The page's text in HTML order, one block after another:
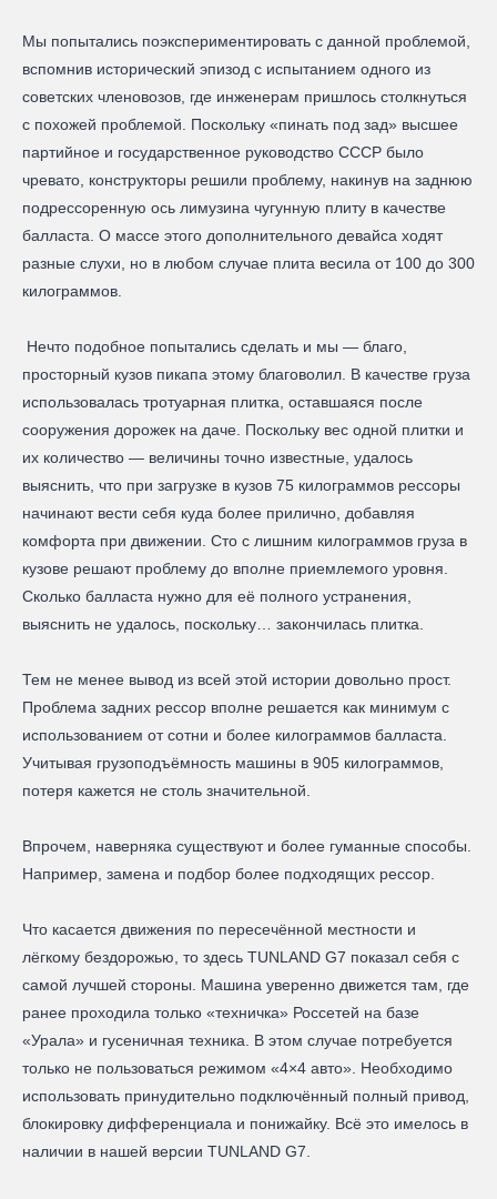
Мы попытались поэкспериментировать с данной проблемой,
вспомнив исторический эпизод с испытанием одного из
советских членовозов, где инженерам пришлось столкнуться
с похожей проблемой. Поскольку «пинать под зад» высшее
партийное и государственное руководство СССР было
чревато, конструкторы решили проблему, накинув на заднюю
подрессоренную ось лимузина чугунную плиту в качестве
балласта. О массе этого дополнительного девайса ходят
разные слухи, но в любом случае плита весила от 100 до 300
килограммов.
Нечто подобное попытались сделать и мы — благо,
просторный кузов пикапа этому благоволил. В качестве груза
использовалась тротуарная плитка, оставшаяся после
сооружения дорожек на даче. Поскольку вес одной плитки и
их количество — величины точно известные, удалось
выяснить, что при загрузке в кузов 75 килограммов рессоры
начинают вести себя куда более прилично, добавляя
комфорта при движении. Сто с лишним килограммов груза в
кузове решают проблему до вполне приемлемого уровня.
Сколько балласта нужно для её полного устранения,
выяснить не удалось, поскольку… закончилась плитка.
Тем не менее вывод из всей этой истории довольно прост.
Проблема задних рессор вполне решается как минимум с
использованием от сотни и более килограммов балласта.
Учитывая грузоподъёмность машины в 905 килограммов,
потеря кажется не столь значительной.
Впрочем, наверняка существуют и более гуманные способы.
Например, замена и подбор более подходящих рессор.
Что касается движения по пересечённой местности и
лёгкому бездорожью, то здесь TUNLAND G7 показал себя с
самой лучшей стороны. Машина уверенно движется там, где
ранее проходила только «техничка» Россетей на базе
«Урала» и гусеничная техника. В этом случае потребуется
только не пользоваться режимом «4×4 авто». Необходимо
использовать принудительно подключённый полный привод,
блокировку дифференциала и понижайку. Всё это имелось в
наличии в нашей версии TUNLAND G7.